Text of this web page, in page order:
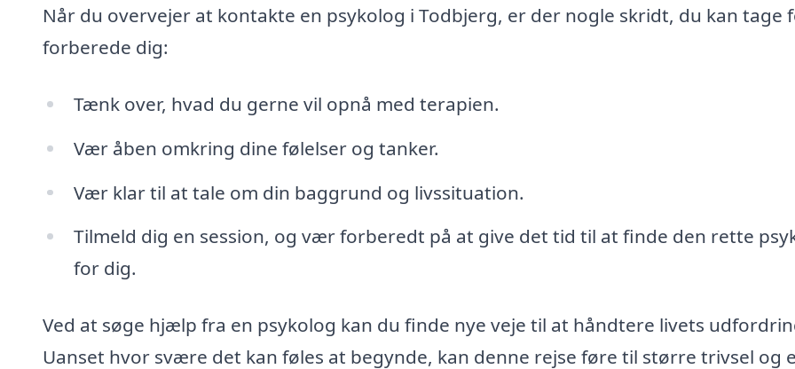
Når du overvejer at kontakte en psykolog i Todbjerg, er der nogle skridt, du kan tage
forberede dig:
Tænk over, hvad du gerne vil opnå med terapien.
Vær åben omkring dine følelser og tanker.
Vær klar til at tale om din baggrund og livssituation.
Tilmeld dig en session, og vær forberedt på at give det tid til at finde den rette
for dig.
Ved at søge hjælp fra en psykolog kan du finde nye veje til at håndtere livets
Uanset hvor svære det kan føles at begynde, kan denne rejse føre til større trivsel og